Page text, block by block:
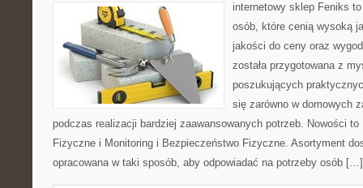
internetowy sklep Feniks
osób, które cenią wysoką
jakości do ceny oraz
została przygotowana z
poszukujących
się zarówno w domowych
podczas realizacji bardziej zaawansowanych potrzeb. Nowości
Fizyczne i Monitoring i Bezpieczeństwo Fizyczne. Asortyment
opracowana w taki sposób, aby odpowiadać na potrzeby osób […]